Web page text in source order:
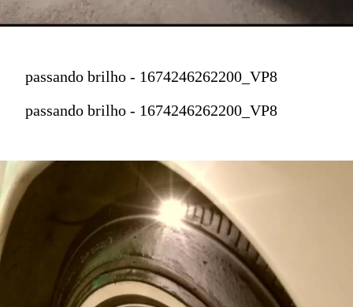
passando brilho - 1674246262200_VP8
passando brilho - 1674246262200_VP8